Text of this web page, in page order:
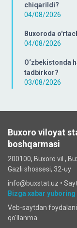
chiqarildi?
04/08/2026
Buxoroda
04/08/2026
O‘zbekistonda
tadbirkor?
03/08/2026
Buxoro viloyat
boshqarmasi
200100, Buxoro vil.,
Gazli shossesi, 32-uy
info@buxstat.uz •
Bizga xabar yuboring
Veb-saytdan
qo'llanma